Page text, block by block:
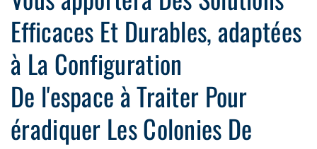
Efficaces Et Durables, adaptées
à La Configuration
De l'espace à Traiter Pour
éradiquer Les Colonies De